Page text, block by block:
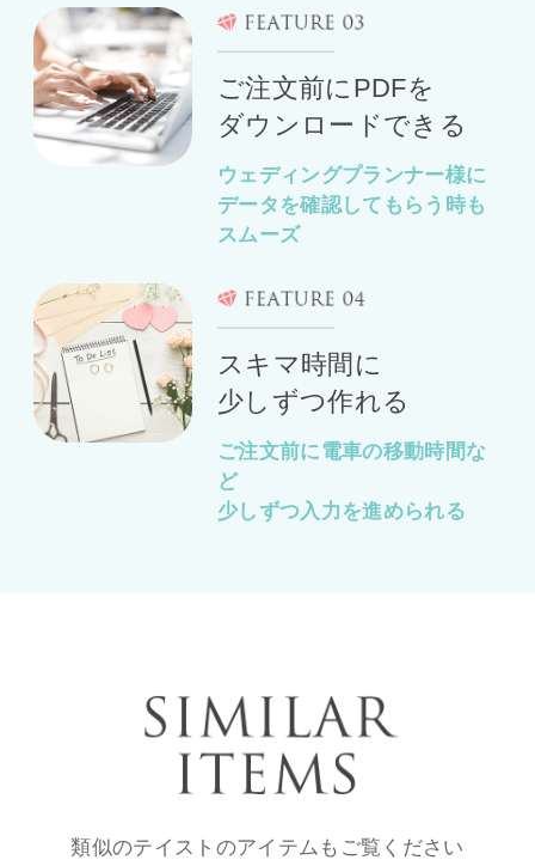
ご注文前にPDFを
ダウンロードできる
ウェディングプランナー様に
データを確認してもらう時も
スムーズ
スキマ時間に
少しずつ作れる
ご注文前に電車の移動時間な
ど
少しずつ入力を進められる
類似のテイストのアイテムもご覧ください